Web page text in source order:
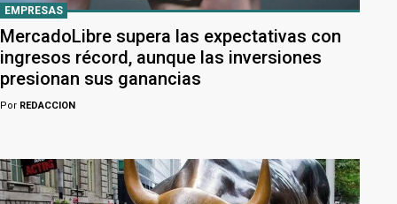
EMPRESAS
MercadoLibre supera las expectativas con
ingresos récord, aunque las inversiones
presionan sus ganancias
Por REDACCION